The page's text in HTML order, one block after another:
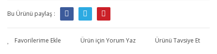
Bu Ürünü paylaş :
Ürün için Yorum Yaz Ürünü Tavsiye Et